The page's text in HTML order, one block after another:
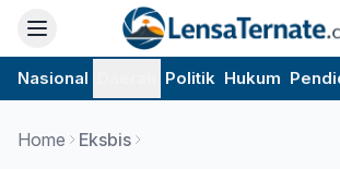
Nasional Politik Hukum
Home Eksbis